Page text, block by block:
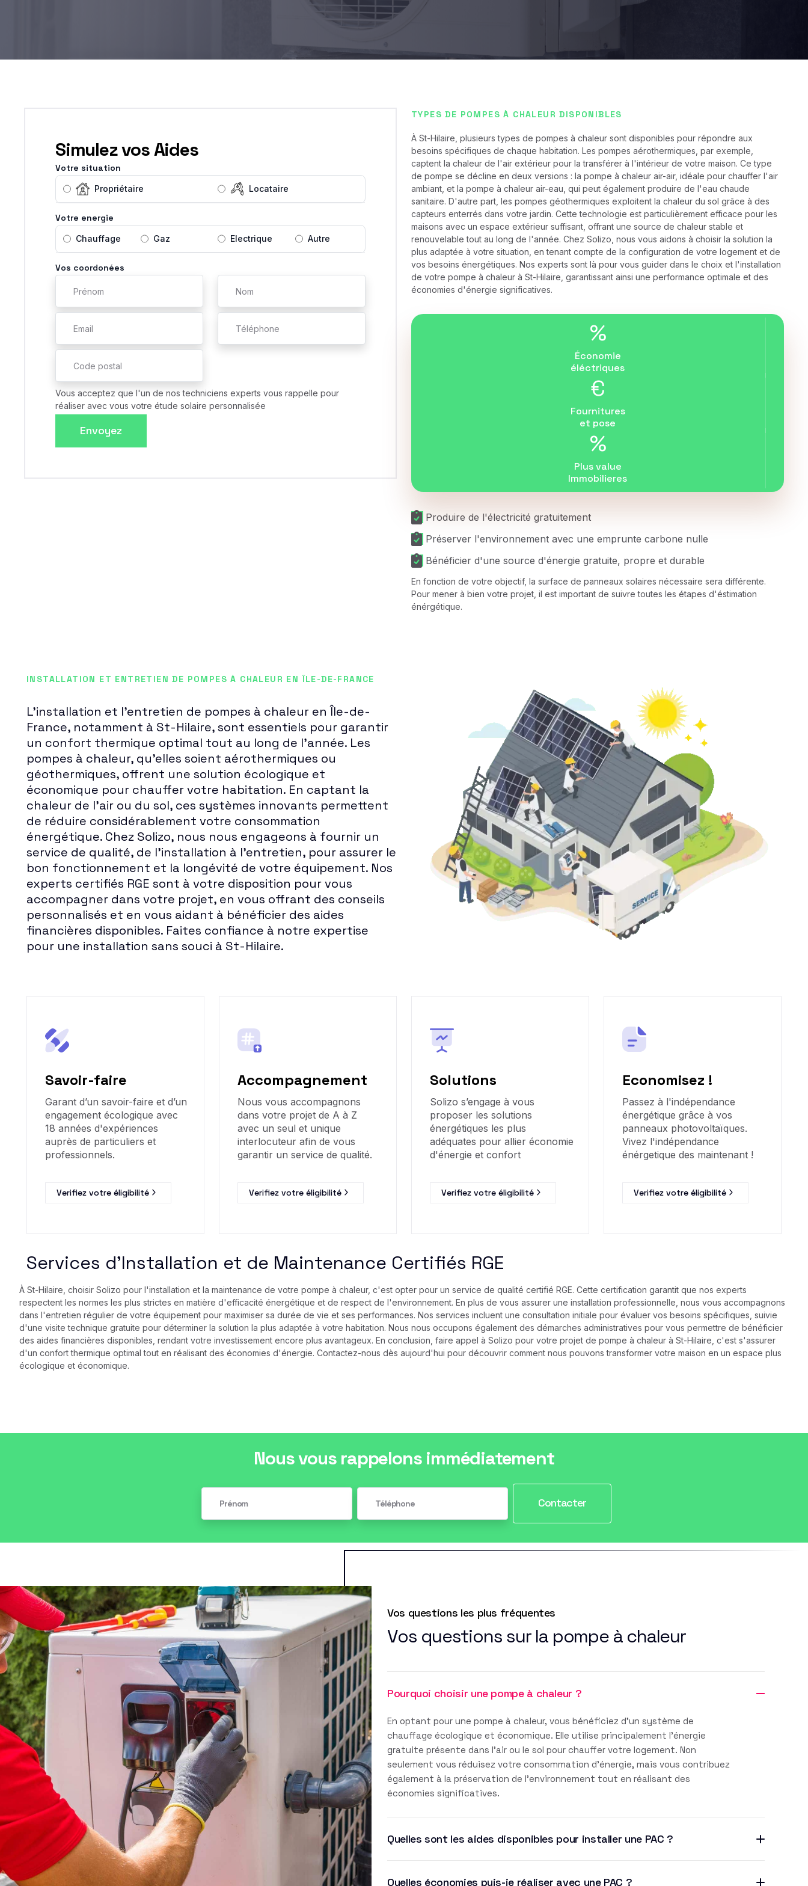
TYPES DE POMPES À CHALEUR DISPONIBLES
À St-Hilaire, plusieurs types de pompes à chaleur sont disponibles pour répondre aux
besoins spécifiques de chaque habitation. Les pompes aérothermiques, par exemple,
captent la chaleur de l'air extérieur pour la transférer à l'intérieur de votre maison. Ce type
de pompe se décline en deux versions : la pompe à chaleur air-air, idéale pour chauffer l'air
ambiant, et la pompe à chaleur air-eau, qui peut également produire de l'eau chaude
sanitaire. D'autre part, les pompes géothermiques exploitent la chaleur du sol grâce à des
capteurs enterrés dans votre jardin. Cette technologie est particulièrement efficace pour les
maisons avec un espace extérieur suffisant, offrant une source de chaleur stable et
renouvelable tout au long de l'année. Chez Solizo, nous vous aidons à choisir la solution la
plus adaptée à votre situation, en tenant compte de la configuration de votre logement et de
vos besoins énergétiques. Nos experts sont là pour vous guider dans le choix et l'installation
de votre pompe à chaleur à St-Hilaire, garantissant ainsi une performance optimale et des
économies d'énergie significatives.
%
Économie
éléctriques
€
Fournitures
et pose
%
Plus value
Immobilieres
Produire de l'électricité gratuitement
Préserver l'environnement avec une emprunte carbone nulle
Bénéficier d'une source d'énergie gratuite, propre et durable
En fonction de votre objectif, la surface de panneaux solaires nécessaire sera différente.
Pour mener à bien votre projet, il est important de suivre toutes les étapes d'éstimation
énérgétique.
Simulez vos Aides
Votre situation
Propriétaire Locataire
Votre energie
Chauffage Gaz Electrique Autre
Vos coordonées
Vous acceptez que l'un de nos techniciens experts vous rappelle pour
réaliser avec vous votre étude solaire personnalisée
Envoyez
INSTALLATION ET ENTRETIEN DE POMPES À CHALEUR EN ÎLE-DE-FRANCE
L'installation et l'entretien de pompes à chaleur en Île-de-
France, notamment à St-Hilaire, sont essentiels pour garantir
un confort thermique optimal tout au long de l'année. Les
pompes à chaleur, qu'elles soient aérothermiques ou
géothermiques, offrent une solution écologique et
économique pour chauffer votre habitation. En captant la
chaleur de l'air ou du sol, ces systèmes innovants permettent
de réduire considérablement votre consommation
énergétique. Chez Solizo, nous nous engageons à fournir un
service de qualité, de l'installation à l'entretien, pour assurer le
bon fonctionnement et la longévité de votre équipement. Nos
experts certifiés RGE sont à votre disposition pour vous
accompagner dans votre projet, en vous offrant des conseils
personnalisés et en vous aidant à bénéficier des aides
financières disponibles. Faites confiance à notre expertise
pour une installation sans souci à St-Hilaire.
Savoir-faire
Garant d’un savoir-faire et d’un
engagement écologique avec
18 années d'expériences
auprès de particuliers et
professionnels.
Verifiez votre éligibilité
Accompagnement
Nous vous accompagnons
dans votre projet de A à Z
avec un seul et unique
interlocuteur afin de vous
garantir un service de qualité.
Verifiez votre éligibilité
Solutions
Solizo s’engage à vous
proposer les solutions
énergétiques les plus
adéquates pour allier économie
d'énergie et confort
Verifiez votre éligibilité
Economisez !
Passez à l'indépendance
énergétique grâce à vos
panneaux photovoltaïques.
Vivez l'indépendance
énérgetique des maintenant !
Verifiez votre éligibilité
Services d'Installation et de Maintenance Certifiés RGE
À St-Hilaire, choisir Solizo pour l'installation et la maintenance de votre pompe à chaleur, c'est opter pour un service de qualité certifié RGE. Cette certification garantit que nos experts
respectent les normes les plus strictes en matière d'efficacité énergétique et de respect de l'environnement. En plus de vous assurer une installation professionnelle, nous vous accompagnons
dans l'entretien régulier de votre équipement pour maximiser sa durée de vie et ses performances. Nos services incluent une consultation initiale pour évaluer vos besoins spécifiques, suivie
d'une visite technique gratuite pour déterminer la solution la plus adaptée à votre habitation. Nous nous occupons également des démarches administratives pour vous permettre de bénéficier
des aides financières disponibles, rendant votre investissement encore plus avantageux. En conclusion, faire appel à Solizo pour votre projet de pompe à chaleur à St-Hilaire, c'est s'assurer
d'un confort thermique optimal tout en réalisant des économies d'énergie. Contactez-nous dès aujourd'hui pour découvrir comment nous pouvons transformer votre maison en un espace plus
écologique et économique.
Nous vous rappelons immédiatement
Contacter
Vos questions les plus fréquentes
Vos questions sur la pompe à chaleur
Pourquoi choisir une pompe à chaleur ?
En optant pour une pompe à chaleur, vous bénéficiez d'un système de
chauffage écologique et économique. Elle utilise principalement l'énergie
gratuite présente dans l'air ou le sol pour chauffer votre logement. Non
seulement vous réduisez votre consommation d'énergie, mais vous contribuez
également à la préservation de l'environnement tout en réalisant des
économies significatives.
Quelles sont les aides disponibles pour installer une PAC ?
Quelles économies puis-je réaliser avec une PAC ?